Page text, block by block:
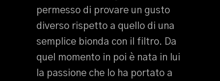
permesso di provare un gusto
diverso rispetto a quello di una
semplice bionda con il filtro. Da
quel momento in poi è nata in lui
la passione che lo ha portato a